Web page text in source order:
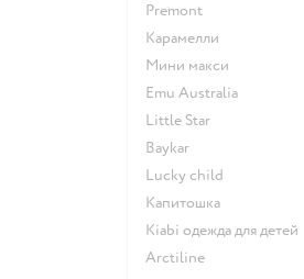
Premont
Карамелли
Мини макси
Emu Australia
Little Star
Baykar
Lucky child
Капитошка
Kiabi одежда для детей
Arctiline